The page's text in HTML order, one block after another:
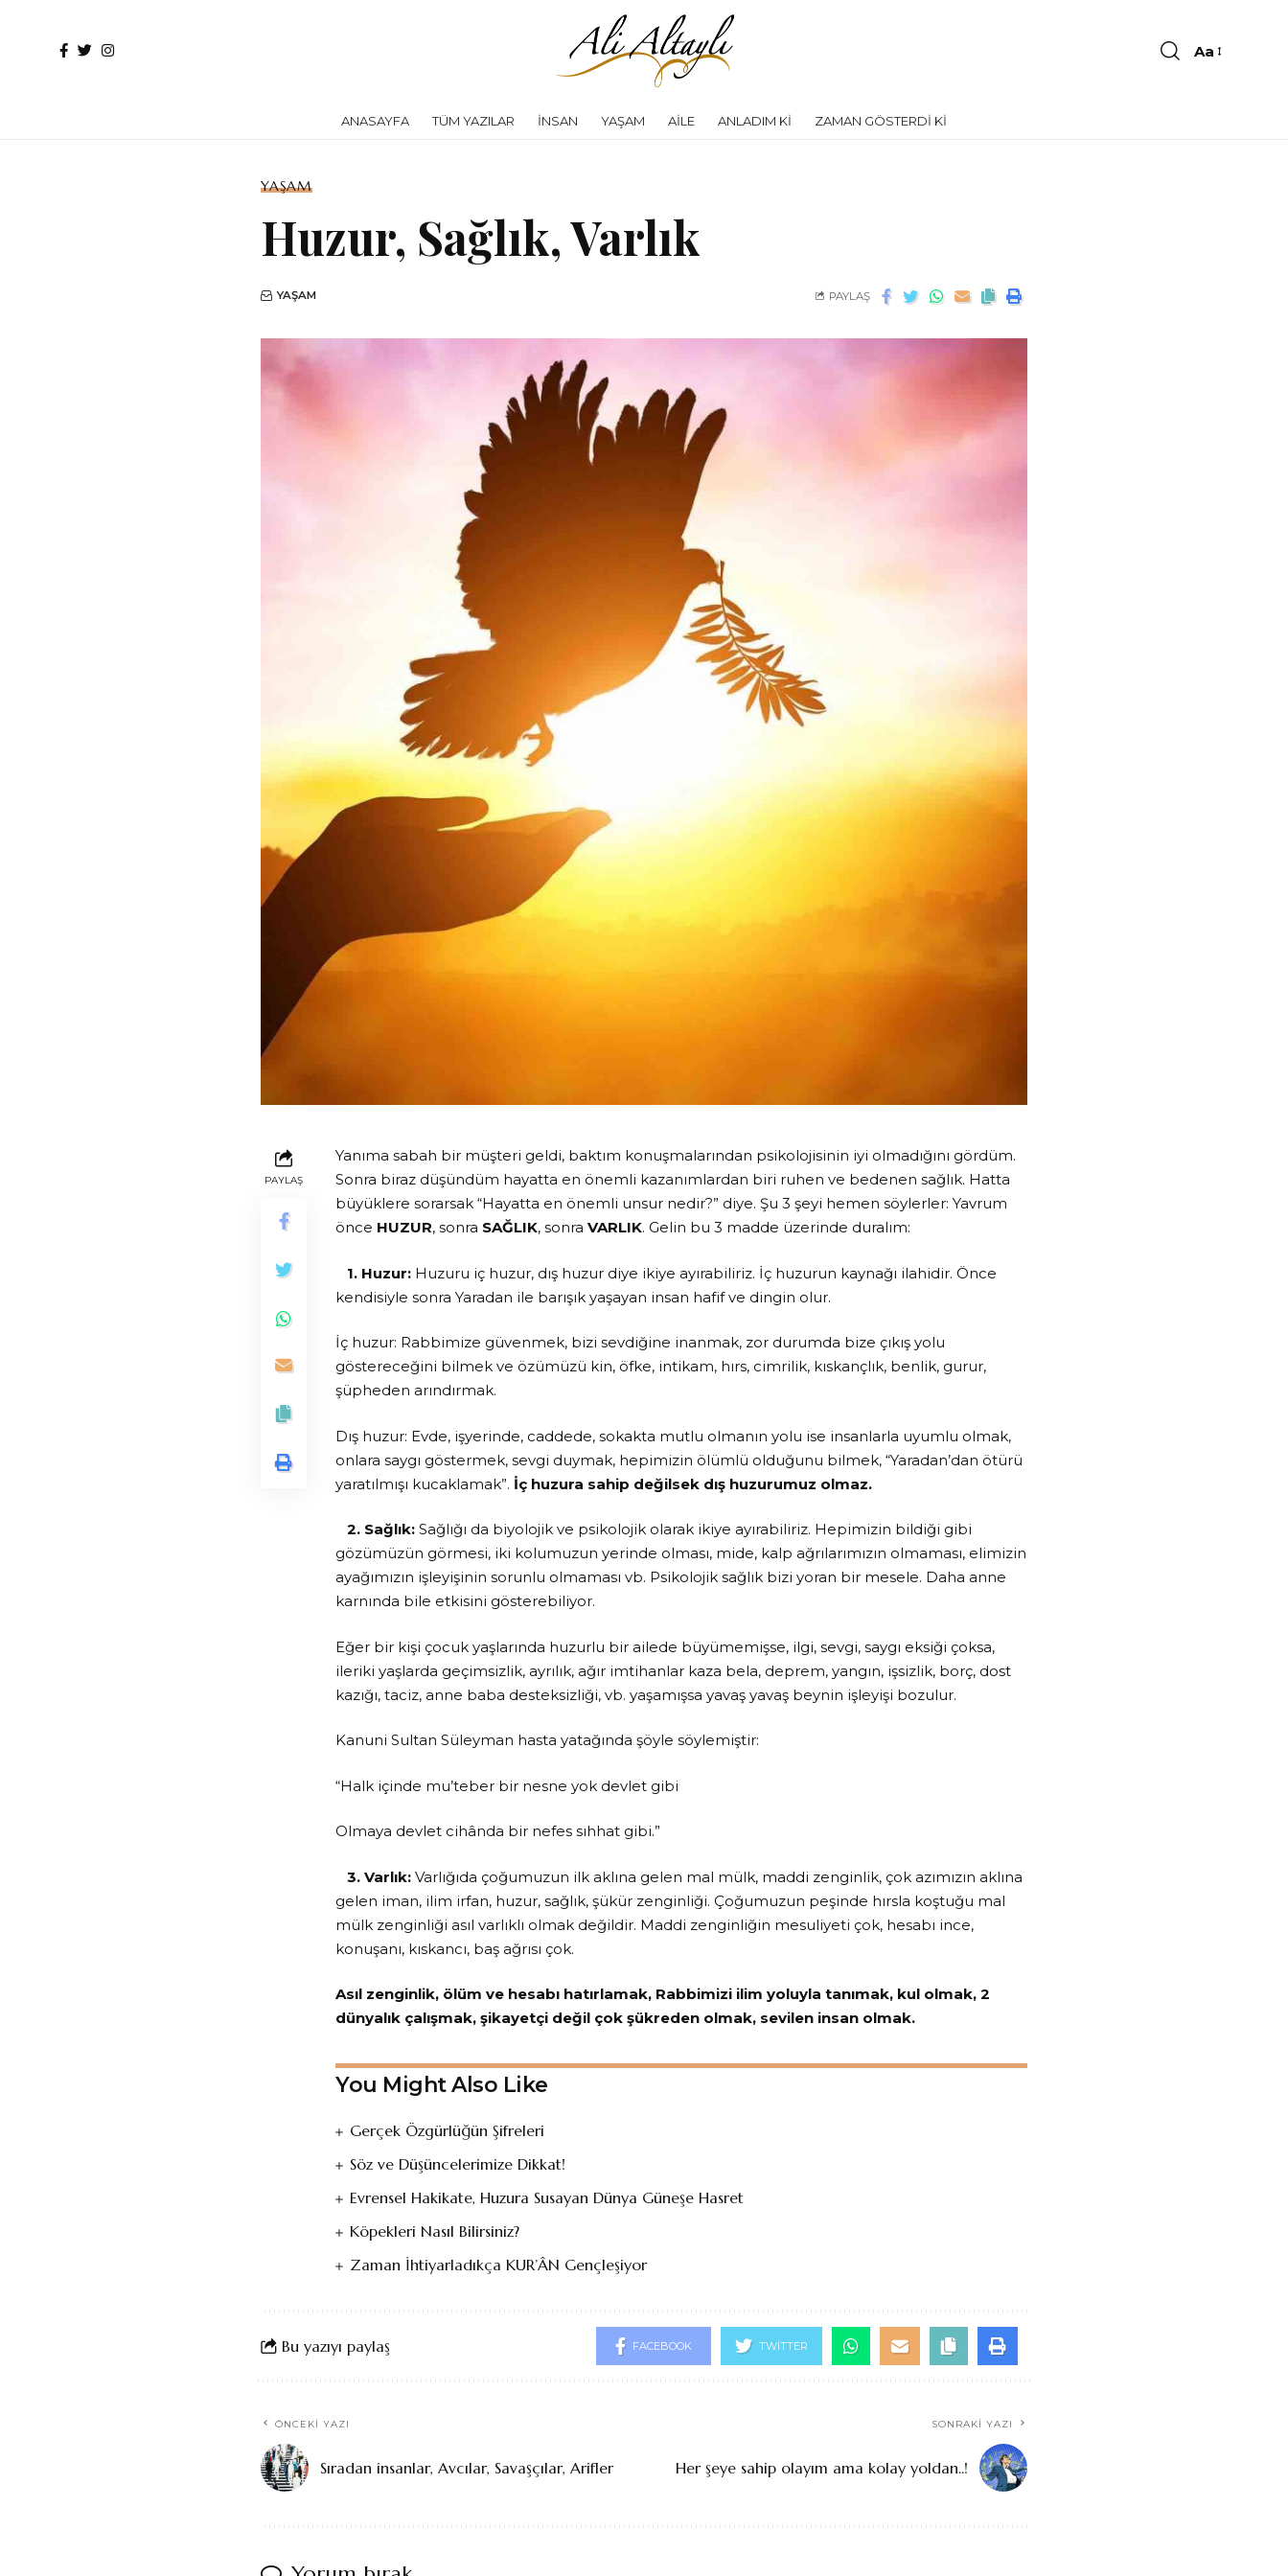
Aa
ANASAYFA TÜM YAZILAR İNSAN YAŞAM AILE ANLADIM KI ZAMAN GÖSTERDI KI
YAŞAM
Huzur, Sağlık, Varlık
YAŞAM PAYLAŞ
PAYLAŞ
Yanıma sabah bir müşteri geldi, baktım konuşmalarından psikolojisinin iyi olmadığını gördüm.
Sonra biraz düşündüm hayatta en önemli kazanımlardan biri ruhen ve bedenen sağlık. Hatta
büyüklere sorarsak “Hayatta en önemli unsur nedir?” diye. Şu 3 şeyi hemen söylerler: Yavrum
önce HUZUR, sonra SAĞLIK, sonra VARLIK. Gelin bu 3 madde üzerinde duralım:
1. Huzur: Huzuru iç huzur, dış huzur diye ikiye ayırabiliriz. İç huzurun kaynağı ilahidir. Önce
kendisiyle sonra Yaradan ile barışık yaşayan insan hafif ve dingin olur.
İç huzur: Rabbimize güvenmek, bizi sevdiğine inanmak, zor durumda bize çıkış yolu
göstereceğini bilmek ve özümüzü kin, öfke, intikam, hırs, cimrilik, kıskançlık, benlik, gurur,
şüpheden arındırmak.
Dış huzur: Evde, işyerinde, caddede, sokakta mutlu olmanın yolu ise insanlarla uyumlu olmak,
onlara saygı göstermek, sevgi duymak, hepimizin ölümlü olduğunu bilmek, “Yaradan’dan ötürü
yaratılmışı kucaklamak”. İç huzura sahip değilsek dış huzurumuz olmaz.
2. Sağlık: Sağlığı da biyolojik ve psikolojik olarak ikiye ayırabiliriz. Hepimizin bildiği gibi
gözümüzün görmesi, iki kolumuzun yerinde olması, mide, kalp ağrılarımızın olmaması, elimizin
ayağımızın işleyişinin sorunlu olmaması vb. Psikolojik sağlık bizi yoran bir mesele. Daha anne
karnında bile etkisini gösterebiliyor.
Eğer bir kişi çocuk yaşlarında huzurlu bir ailede büyümemişse, ilgi, sevgi, saygı eksiği çoksa,
ileriki yaşlarda geçimsizlik, ayrılık, ağır imtihanlar kaza bela, deprem, yangın, işsizlik, borç, dost
kazığı, taciz, anne baba desteksizliği, vb. yaşamışsa yavaş yavaş beynin işleyişi bozulur.
Kanuni Sultan Süleyman hasta yatağında şöyle söylemiştir:
“Halk içinde mu’teber bir nesne yok devlet gibi
Olmaya devlet cihânda bir nefes sıhhat gibi.”
3. Varlık: Varlığıda çoğumuzun ilk aklına gelen mal mülk, maddi zenginlik, çok azımızın aklına
gelen iman, ilim irfan, huzur, sağlık, şükür zenginliği. Çoğumuzun peşinde hırsla koştuğu mal
mülk zenginliği asıl varlıklı olmak değildir. Maddi zenginliğin mesuliyeti çok, hesabı ince,
konuşanı, kıskancı, baş ağrısı çok.
Asıl zenginlik, ölüm ve hesabı hatırlamak, Rabbimizi ilim yoluyla tanımak, kul olmak, 2
dünyalık çalışmak, şikayetçi değil çok şükreden olmak, sevilen insan olmak.
You Might Also Like
Gerçek Özgürlüğün Şifreleri
Söz ve Düşüncelerimize Dikkat!
Evrensel Hakikate, Huzura Susayan Dünya Güneşe Hasret
Köpekleri Nasıl Bilirsiniz?
Zaman İhtiyarladıkça KUR’ÂN Gençleşiyor
Bu yazıyı paylaş FACEBOOK TWITTER
ÖNCEKI YAZI
Sıradan insanlar, Avcılar, Savaşçılar, Arifler
SONRAKI YAZI
Her şeye sahip olayım ama kolay yoldan..!